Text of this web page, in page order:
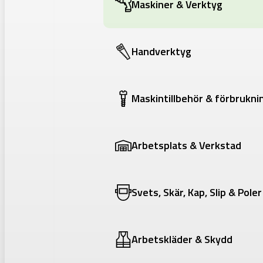
Maskiner & Verktyg
Handverktyg
Maskintillbehör &
Arbetsplats & Verkstad
Svets, Skär, Kap, Slip & Poler
Arbetskläder & Skydd